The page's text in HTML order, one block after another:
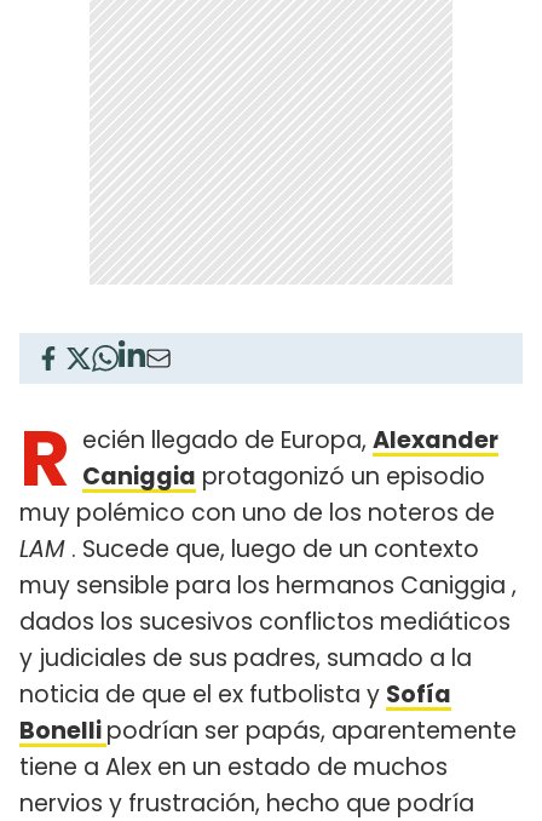
R ecién llegado de Europa, Alexander
Caniggia protagonizó un episodio
muy polémico con uno de los noteros de
LAM . Sucede que, luego de un contexto
muy sensible para los hermanos Caniggia ,
dados los sucesivos conflictos mediáticos
y judiciales de sus padres, sumado a la
noticia de que el ex futbolista y Sofía
Bonellipodrían ser papás, aparentemente
tiene a Alex en un estado de muchos
nervios y frustración, hecho que podría